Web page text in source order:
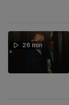
26 min